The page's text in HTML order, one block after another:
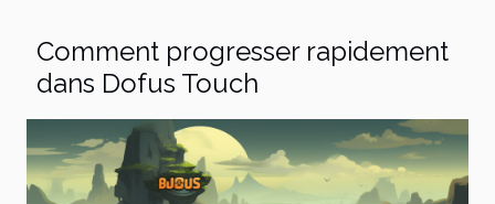
Comment progresser rapidement
dans Dofus Touch